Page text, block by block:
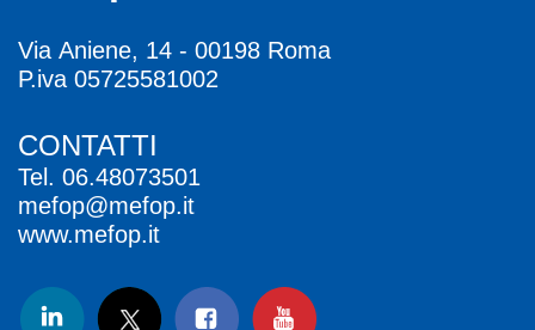
Via Aniene, 14 - 00198 Roma
P.iva 05725581002
CONTATTI
Tel. 06.48073501
mefop@mefop.it
www.mefop.it